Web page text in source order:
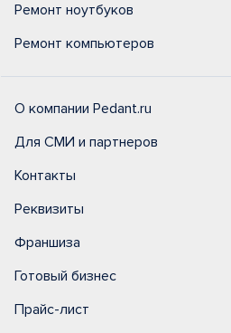
Ремонт ноутбуков
Ремонт компьютеров
О компании Pedant.ru
Для СМИ и партнеров
Контакты
Реквизиты
Франшиза
Готовый бизнес
Прайс-лист